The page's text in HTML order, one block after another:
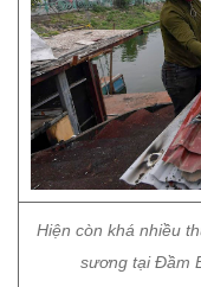
Hiện còn khá nhiều
sương tại Đầm